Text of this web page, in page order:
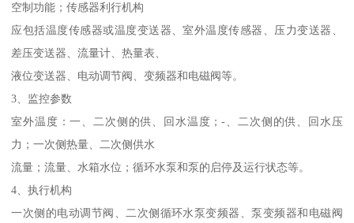
空制功能；传感器利行机构
应包括温度传感器或温度变送器、室外温度传感器、压力变送器、
差压变送器、流量计、热量表、
液位变送器、电动调节阀、变频器和电磁阀等。
3、监控参数
室外温度：一、二次侧的供、回水温度；-、二次侧的供、回水压
力；一次侧热量、二次侧供水
流量；流量、水箱水位；循环水泵和泵的启停及运行状态等。
4、执行机构
一次侧的电动调节阀、二次侧循环水泵变频器、泵变频器和电磁阀